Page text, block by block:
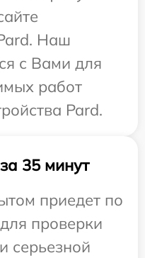
Наш
с Вами для
работ
Pard.
35 минут
приедет по
проверки
серьезной